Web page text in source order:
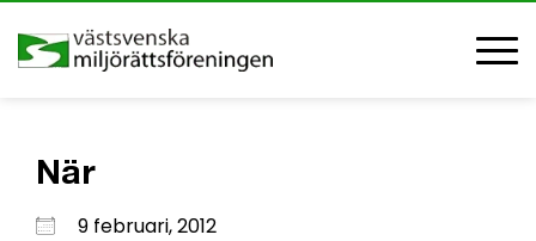
När
9 februari, 2012
Ladda ner ICS